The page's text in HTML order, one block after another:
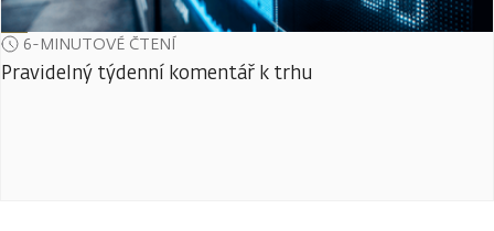
6-MINUTOVÉ ČTENÍ
Pravidelný týdenní komentář k trhu